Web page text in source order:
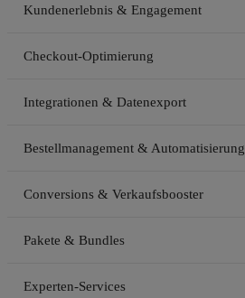
Kundenerlebnis & Engagement
Checkout-Optimierung
Integrationen & Datenexport
Bestellmanagement & Automatisierung
Conversions & Verkaufsbooster
Pakete & Bundles
Experten-Services